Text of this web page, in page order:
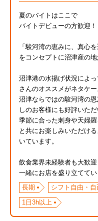
夏のバイトはここで
バイトデビューの方歓迎！
「駿河湾の恵みに、真心を
をコンセプトに沼津産の地
沼津港の水揚げ状況によ
さんのオススメがネタケー
沼津ならではの駿河湾の
しのお客様にも好評いただ
季節に合った刺身や天婦
と共にお楽しみいただけ
いています。
飲食業界未経験者も大歓迎
一緒にお店を盛り立ててい
長期
シフト自由・
1日3h以上